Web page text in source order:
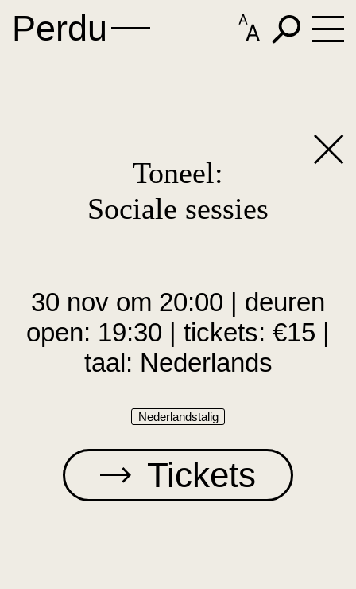
Updates
Afgelopen programma’s
Programma-archief
Perdu Studie
Overzicht
Perdu projectworkshop
Gastworkshop: Vertaling
Gastworkshop: Encyclopedieën
Verder
Boekhandel, theater & uitgeverij
Perdu: toen & nu
Contact, mensen &
Boekhandel
Steun ons Culturele
Perdu
Toneel:
Sociale sessies
30 nov om 20:00 | deuren
open: 19:30 | tickets: €15 |
taal: Nederlands
Nederlandstalig
Tickets